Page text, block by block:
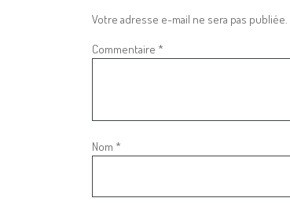
Votre adresse e-mail ne sera pas publiée.
Commentaire *
Nom *